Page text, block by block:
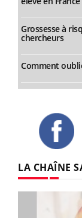
Grossesse à
chercheurs
Comment
LA CHAÎNE